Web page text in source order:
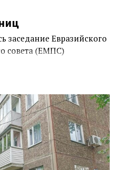
заседание Евразийского
совета (ЕМПС)